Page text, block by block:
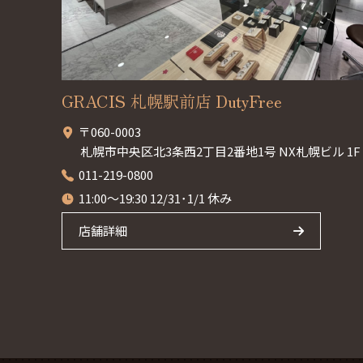
GRACIS 札幌駅前店 DutyFree
〒060-0003
札幌市中央区北3条西2丁目2番地1号 NX札幌ビル 1F
011-219-0800
11:00～19:30 12/31･1/1 休み
店舗詳細